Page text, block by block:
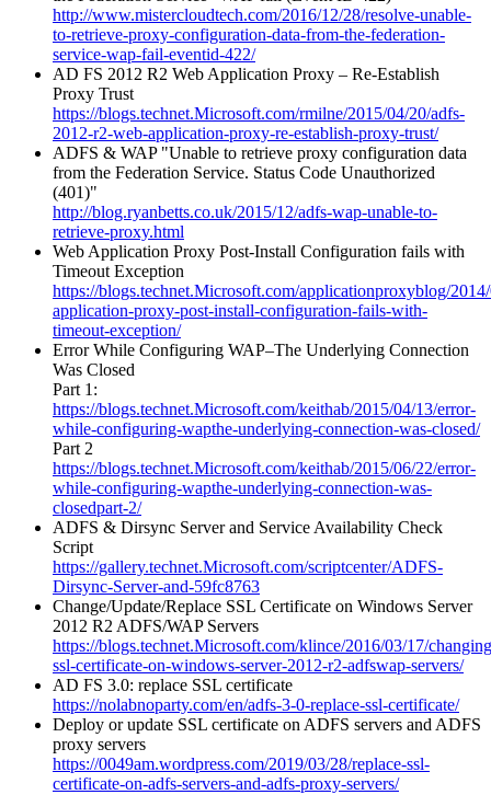
http://www.mistercloudtech.com/2016/12/28/resolve-unable-
to-retrieve-proxy-configuration-data-from-the-federation-
service-wap-fail-eventid-422/
AD FS 2012 R2 Web Application Proxy – Re-Establish
Proxy Trust
https://blogs.technet.Microsoft.com/rmilne/2015/04/20/adfs-
2012-r2-web-application-proxy-re-establish-proxy-trust/
ADFS & WAP "Unable to retrieve proxy configuration data
from the Federation Service. Status Code Unauthorized
(401)"
http://blog.ryanbetts.co.uk/2015/12/adfs-wap-unable-to-
retrieve-proxy.html
Web Application Proxy Post-Install Configuration fails with
Timeout Exception
https://blogs.technet.Microsoft.com/applicationproxyblog/
application-proxy-post-install-configuration-fails-with-
timeout-exception/
Error While Configuring WAP–The Underlying Connection
Was Closed
Part 1:
https://blogs.technet.Microsoft.com/keithab/2015/04/13/error-
while-configuring-wapthe-underlying-connection-was-closed/
Part 2
https://blogs.technet.Microsoft.com/keithab/2015/06/22/error-
while-configuring-wapthe-underlying-connection-was-
closedpart-2/
ADFS & Dirsync Server and Service Availability Check
Script
https://gallery.technet.Microsoft.com/scriptcenter/ADFS-
Dirsync-Server-and-59fc8763
Change/Update/Replace SSL Certificate on Windows Server
2012 R2 ADFS/WAP Servers
https://blogs.technet.Microsoft.com/klince/2016/03/17/
ssl-certificate-on-windows-server-2012-r2-adfswap-servers/
AD FS 3.0: replace SSL certificate
https://nolabnoparty.com/en/adfs-3-0-replace-ssl-certificate/
Deploy or update SSL certificate on ADFS servers and ADFS
proxy servers
https://0049am.wordpress.com/2019/03/28/replace-ssl-
certificate-on-adfs-servers-and-adfs-proxy-servers/